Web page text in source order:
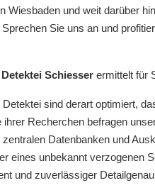
Wiesbaden und weit darüber
Sie uns an und
Schiesser ermittelt für
sind derart optimiert,
ihrer Recherchen befragen
Datenbanken und
eines unbekannt verzogenen
und zuverlässiger